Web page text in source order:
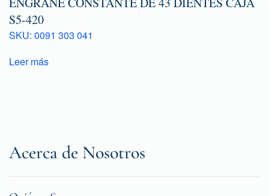
S5-420
SKU: 0091 303 041
Leer más
Acerca de Nosotros